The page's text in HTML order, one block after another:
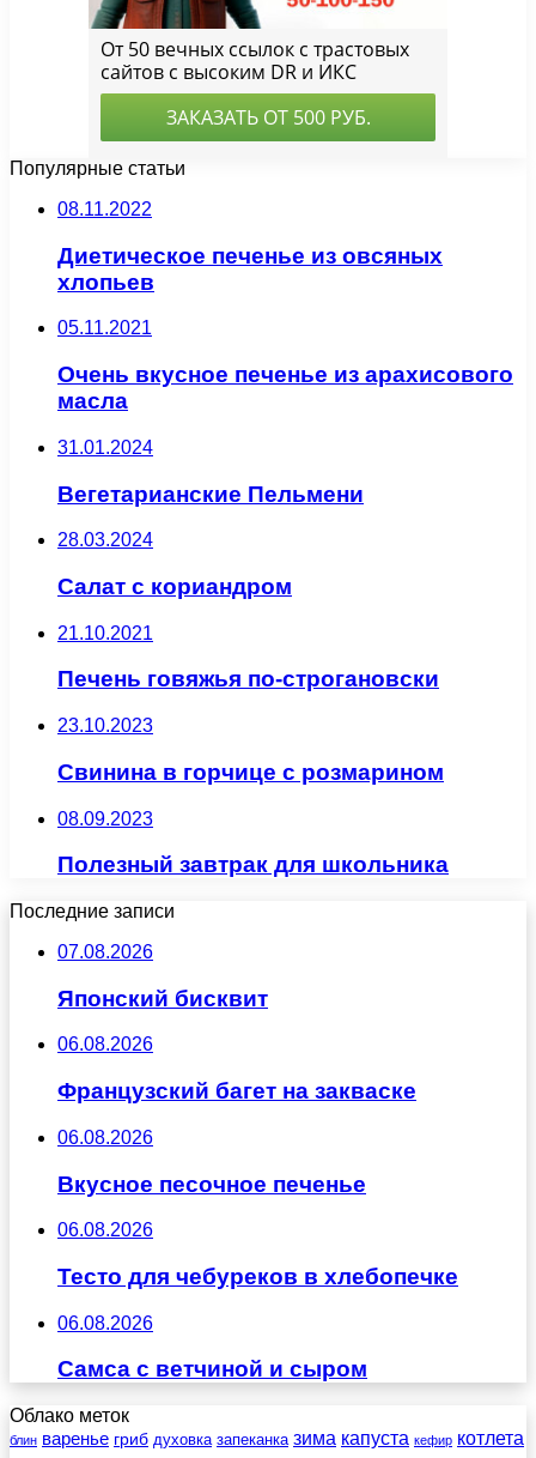
Популярные статьи
08.11.2022
Диетическое печенье из овсяных
хлопьев
05.11.2021
Очень вкусное печенье из арахисового
масла
31.01.2024
Вегетарианские Пельмени
28.03.2024
Салат с кориандром
21.10.2021
Печень говяжья по-строгановски
23.10.2023
Свинина в горчице с розмарином
08.09.2023
Полезный завтрак для школьника
Последние записи
07.08.2026
Японский бисквит
06.08.2026
Французский багет на закваске
06.08.2026
Вкусное песочное печенье
06.08.2026
Тесто для чебуреков в хлебопечке
06.08.2026
Самса с ветчиной и сыром
Облако меток
блин варенье гриб духовка запеканка зима капуста кефир котлета